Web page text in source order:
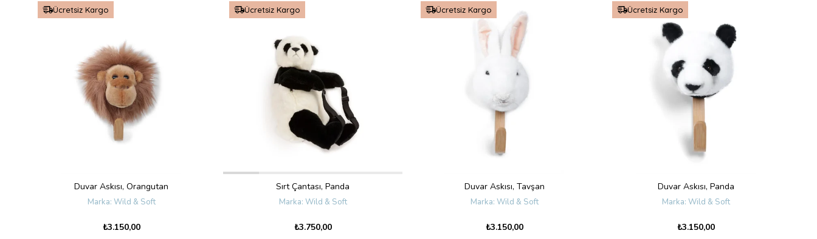
Duvar Askısı, Orangutan
Wild & Soft
₺3.150,00
Ücretsiz Kargo
Sırt Çantası, Panda
Wild & Soft
₺3.750,00
Ücretsiz Kargo
Duvar Askısı, Tavşan
Wild & Soft
₺3.150,00
Ücretsiz Kargo
Duvar Askısı, Panda
Wild & Soft
₺3.150,00
Ücretsiz Kargo